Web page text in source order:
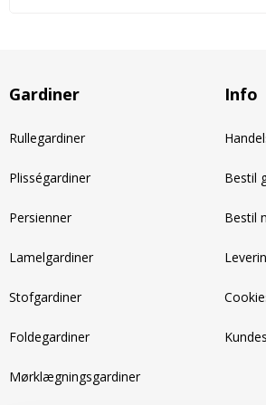
Gardiner
Rullegardiner
Plisségardiner
Persienner
Lamelgardiner
Stofgardiner
Foldegardiner
Mørklægningsgardiner
Info
Bestil
Bestil